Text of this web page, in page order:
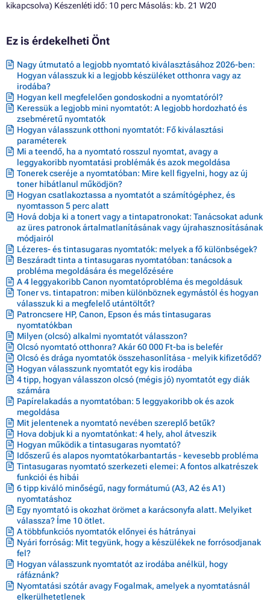
kikapcsolva) Készenléti idő: 10 perc Másolás: kb. 21 W20
Ez is érdekelheti Önt
Nagy útmutató a legjobb nyomtató kiválasztásához 2026-ben:
Hogyan válasszuk ki a legjobb készüléket otthonra vagy az
irodába?
Hogyan kell megfelelően gondoskodni a nyomtatóról?
Keressük a legjobb mini nyomtatót: A legjobb hordozható és
zsebméretű nyomtatók
Hogyan válasszunk otthoni nyomtatót: Fő kiválasztási
paraméterek
Mi a teendő, ha a nyomtató rosszul nyomtat, avagy a
leggyakoribb nyomtatási problémák és azok megoldása
Tonerek cseréje a nyomtatóban: Mire kell figyelni, hogy az új
toner hibátlanul működjön?
Hogyan csatlakoztassa a nyomtatót a számítógéphez, és
nyomtasson 5 perc alatt
Hová dobja ki a tonert vagy a tintapatronokat: Tanácsokat adunk
az üres patronok ártalmatlanításának vagy újrahasznosításának
módjairól
Lézeres- és tintasugaras nyomtatók: melyek a fő különbségek?
Beszáradt tinta a tintasugaras nyomtatóban: tanácsok a
probléma megoldására és megelőzésére
A 4 leggyakoribb Canon nyomtatóprobléma és megoldásuk
Toner vs. tintapatron: miben különböznek egymástól és hogyan
válasszuk ki a megfelelő utántöltőt?
Patroncsere HP, Canon, Epson és más tintasugaras
nyomtatókban
Milyen (olcsó) alkalmi nyomtatót válasszon?
Olcsó nyomtató otthonra? Akár 60 000 Ft-ba is belefér
Olcsó és drága nyomtatók összehasonlítása - melyik kifizetődő?
Hogyan válasszunk nyomtatót egy kis irodába
4 tipp, hogyan válasszon olcsó (mégis jó) nyomtatót egy diák
számára
Papírelakadás a nyomtatóban: 5 leggyakoribb ok és azok
megoldása
Mit jelentenek a nyomtató nevében szereplő betűk?
Hova dobjuk ki a nyomtatónkat: 4 hely, ahol átveszik
Hogyan működik a tintasugaras nyomtató?
Időszerű és alapos nyomtatókarbantartás - kevesebb probléma
Tintasugaras nyomtató szerkezeti elemei: A fontos alkatrészek
funkciói és hibái
6 tipp kiváló minőségű, nagy formátumú (A3, A2 és A1)
nyomtatáshoz
Egy nyomtató is okozhat örömet a karácsonyfa alatt. Melyiket
válassza? Íme 10 ötlet.
A többfunkciós nyomtatók előnyei és hátrányai
Nyári forróság: Mit tegyünk, hogy a készülékek ne forrósodjanak
fel?
Hogyan válasszunk nyomtatót az irodába anélkül, hogy
ráfáznánk?
Nyomtatási szótár avagy Fogalmak, amelyek a nyomtatásnál
elkerülhetetlenek